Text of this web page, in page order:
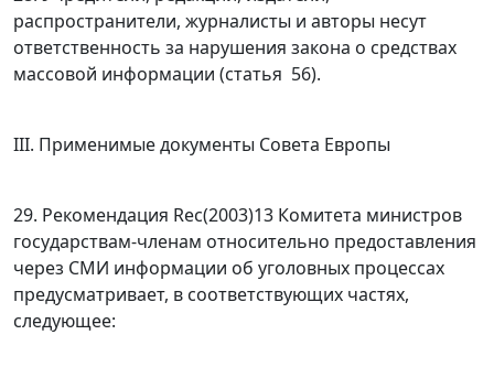
распространители, журналисты и авторы несут
ответственность за нарушения закона о средствах
массовой информации (статья 56).
III. Применимые документы Совета Европы
29. Рекомендация Rec(2003)13 Комитета министров
государствам-членам относительно предоставления
через СМИ информации об уголовных процессах
предусматривает, в соответствующих частях,
следующее: